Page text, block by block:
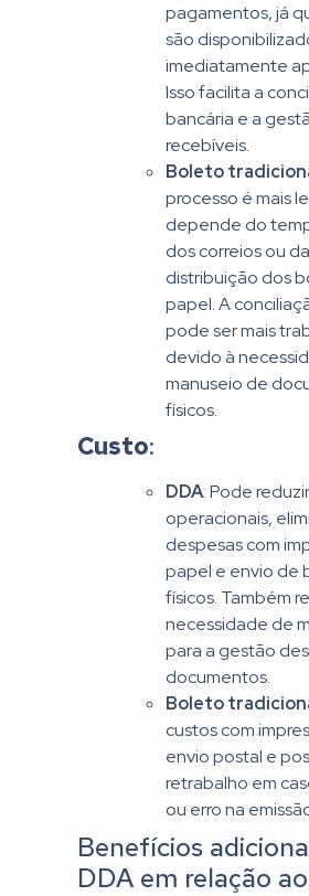
pagamentos, já
são
imediatamente
Isso facilita a
bancária e a
recebíveis.
Boleto
processo é mais
depende do
dos correios ou
distribuição dos
papel. A
pode ser mais
devido à
manuseio de
físicos.
Custo:
DDA: Pode
operacionais,
despesas com
papel e envio de
físicos. Também
necessidade de
para a gestão
documentos.
Boleto
custos com
envio postal e
retrabalho em
ou erro na
Benefícios
DDA em relação